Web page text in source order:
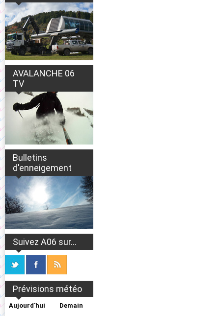
AVALANCHE 06
TV
Bulletins
d'enneigement
Suivez A06 sur...
Prévisions météo
Aujourd'hui Demain